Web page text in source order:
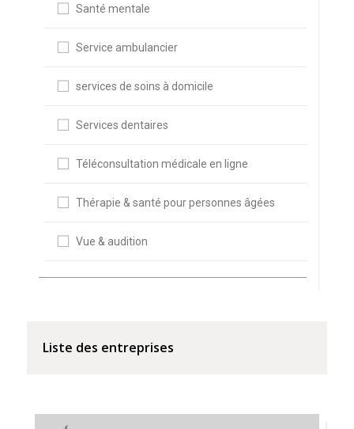
Santé mentale
Service ambulancier
services de soins à domicile
Services dentaires
Téléconsultation médicale en ligne
Thérapie & santé pour personnes âgées
Vue & audition
Liste des entreprises